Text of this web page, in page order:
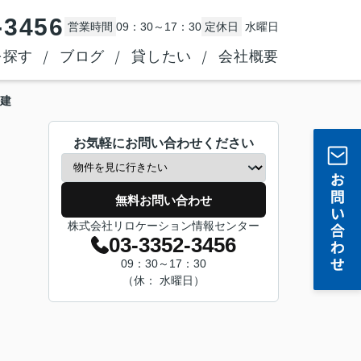
営業時間 09：30～17：30 定休日 水曜日
す ブログ 貸したい 会社概要
お気軽にお問い合わせください
無料お問い合わせ
株式会社リロケーション情報センター
03-3352-3456
09：30～17：30
（休： 水曜日）